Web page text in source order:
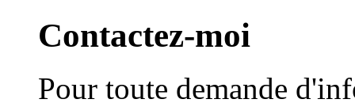
Contactez-moi
Pour toute demande